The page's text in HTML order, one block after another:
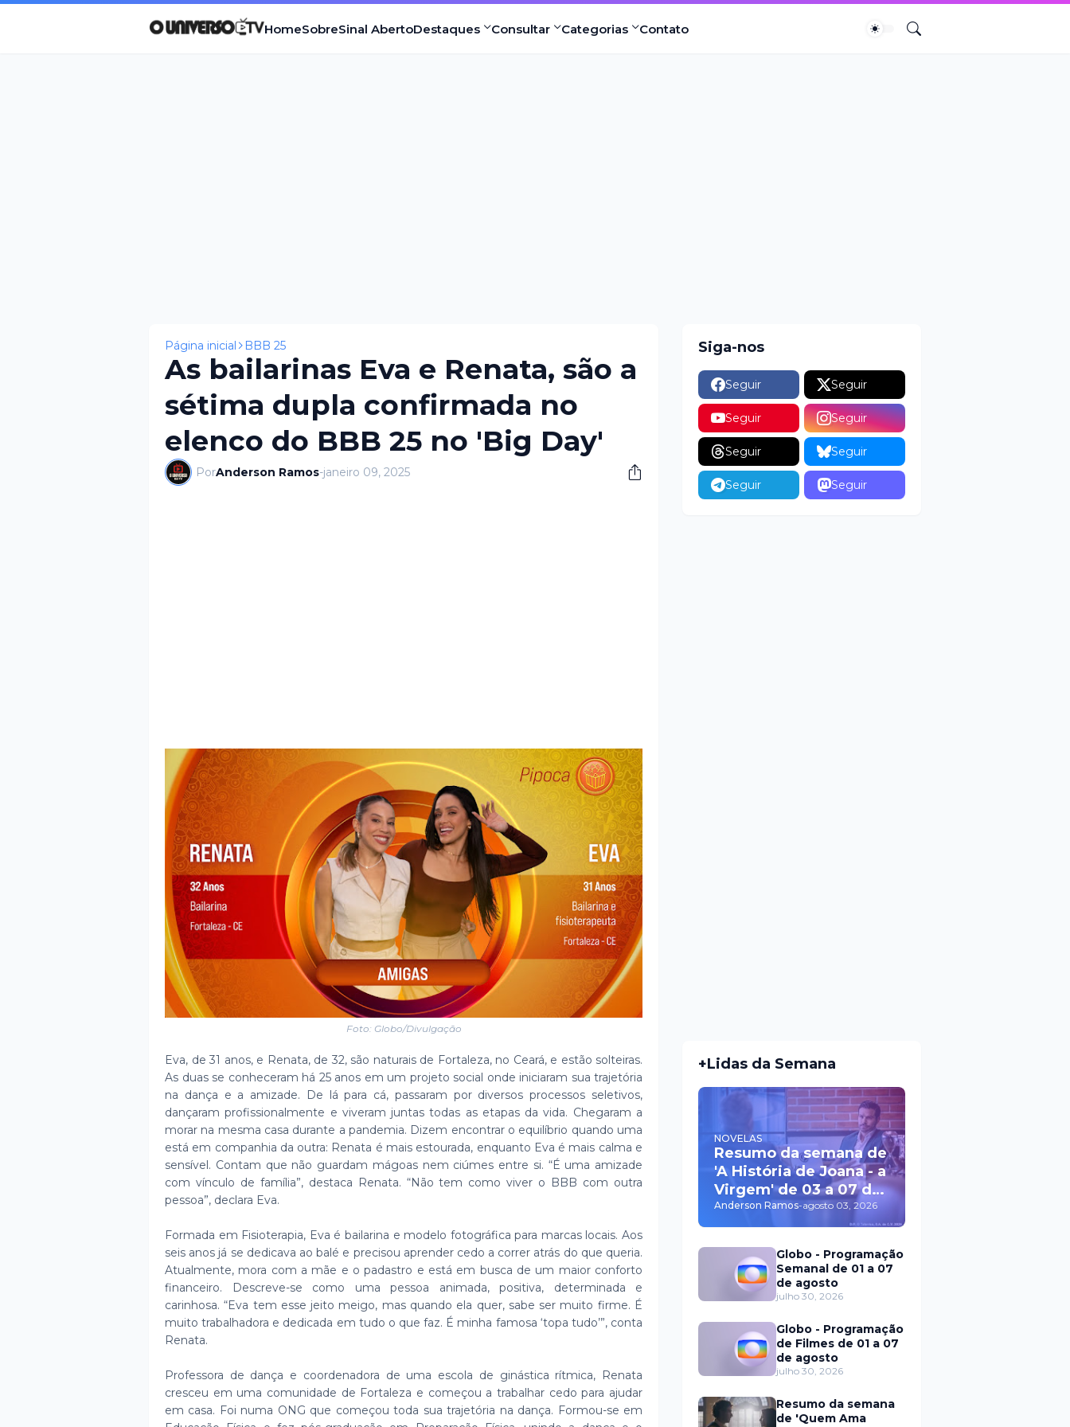
HomeSobreSinal AbertoDestaques Consultar Categorias Contato
Página inicial BBB 25
As bailarinas Eva e Renata, são a
sétima dupla confirmada no
elenco do BBB 25 no 'Big Day'
PorAnderson Ramos-janeiro 09, 2025
Foto: Globo/Divulgação
Eva, de 31 anos, e Renata, de 32, são naturais de Fortaleza, no Ceará, e estão solteiras.
As duas se conheceram há 25 anos em um projeto social onde iniciaram sua trajetória
na dança e a amizade. De lá para cá, passaram por diversos processos seletivos,
dançaram profissionalmente e viveram juntas todas as etapas da vida. Chegaram a
morar na mesma casa durante a pandemia. Dizem encontrar o equilíbrio quando uma
está em companhia da outra: Renata é mais estourada, enquanto Eva é mais calma e
sensível. Contam que não guardam mágoas nem ciúmes entre si. “É uma amizade
com vínculo de família”, destaca Renata. “Não tem como viver o BBB com outra
pessoa”, declara Eva.
Formada em Fisioterapia, Eva é bailarina e modelo fotográfica para marcas locais. Aos
seis anos já se dedicava ao balé e precisou aprender cedo a correr atrás do que queria.
Atualmente, mora com a mãe e o padastro e está em busca de um maior conforto
financeiro. Descreve-se como uma pessoa animada, positiva, determinada e
carinhosa. “Eva tem esse jeito meigo, mas quando ela quer, sabe ser muito firme. É
muito trabalhadora e dedicada em tudo o que faz. É minha famosa ‘topa tudo’”, conta
Renata.
Professora de dança e coordenadora de uma escola de ginástica rítmica, Renata
cresceu em uma comunidade de Fortaleza e começou a trabalhar cedo para ajudar
em casa. Foi numa ONG que começou toda sua trajetória na dança. Formou-se em
Siga-nos
Seguir Seguir
Seguir Seguir
Seguir Seguir
Seguir Seguir
+Lidas da Semana
NOVELAS
Resumo da semana de
'A História de Joana - a
Virgem' de 03 a 07 de
agosto
Anderson Ramos-agosto 03, 2026
Globo - Programação
Semanal de 01 a 07
de agosto
julho 30, 2026
Globo - Programação
de Filmes de 01 a 07
de agosto
julho 30, 2026
Resumo da semana
de 'Quem Ama